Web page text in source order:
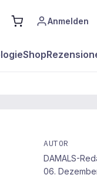
Anmelden
Shop
AUTOR
DAMALS-
06.